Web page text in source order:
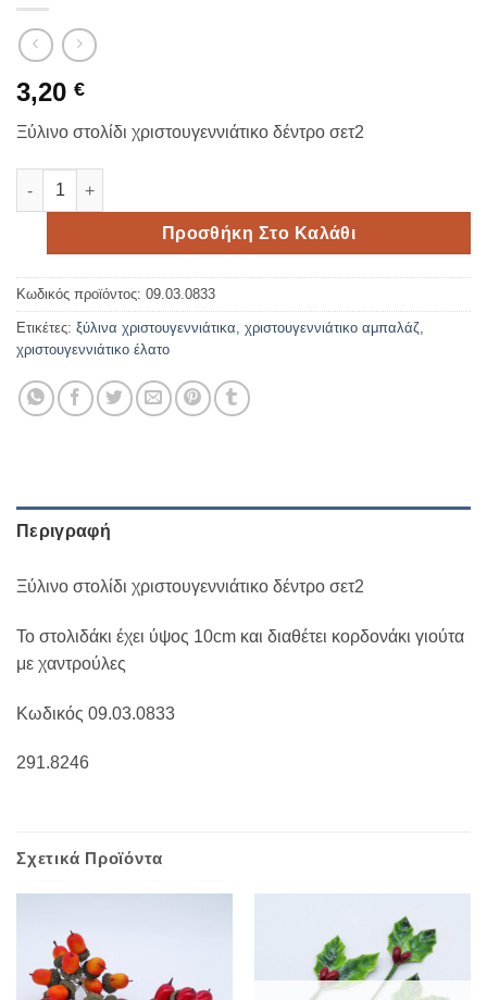
3,20 €
Ξύλινο στολίδι χριστουγεννιάτικο δέντρο σετ2
Ξύλινο στολίδι χριστουγεννιάτικο δέντρο σετ2 ποσότητα
Προσθήκη Στο Καλάθι
Κωδικός προϊόντος: 09.03.0833
Ετικέτες: ξύλινα χριστουγεννιάτικα, χριστουγεννιάτικο αμπαλάζ,
χριστουγεννιάτικο έλατο
Περιγραφή
Ξύλινο στολίδι χριστουγεννιάτικο δέντρο σετ2
Το στολιδάκι έχει ύψος 10cm και διαθέτει κορδονάκι γιούτα
με χαντρούλες
Κωδικός 09.03.0833
291.8246
Σχετικά Προϊόντα